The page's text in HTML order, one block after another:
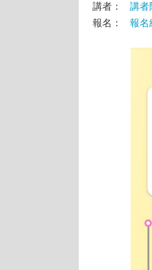
講者： 講者
報名： 報名